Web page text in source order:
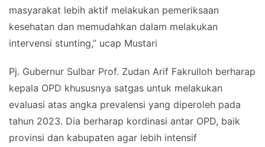
masyarakat lebih aktif melakukan pemeriksaan
kesehatan dan memudahkan dalam melakukan
intervensi stunting,” ucap Mustari
Pj. Gubernur Sulbar Prof. Zudan Arif Fakrulloh berharap
kepala OPD khususnya satgas untuk melakukan
evaluasi atas angka prevalensi yang diperoleh pada
tahun 2023. Dia berharap kordinasi antar OPD, baik
provinsi dan kabupaten agar lebih intensif